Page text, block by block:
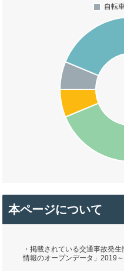
本ページについて
・掲載されている交通事故発
情報のオープンデータ」2019